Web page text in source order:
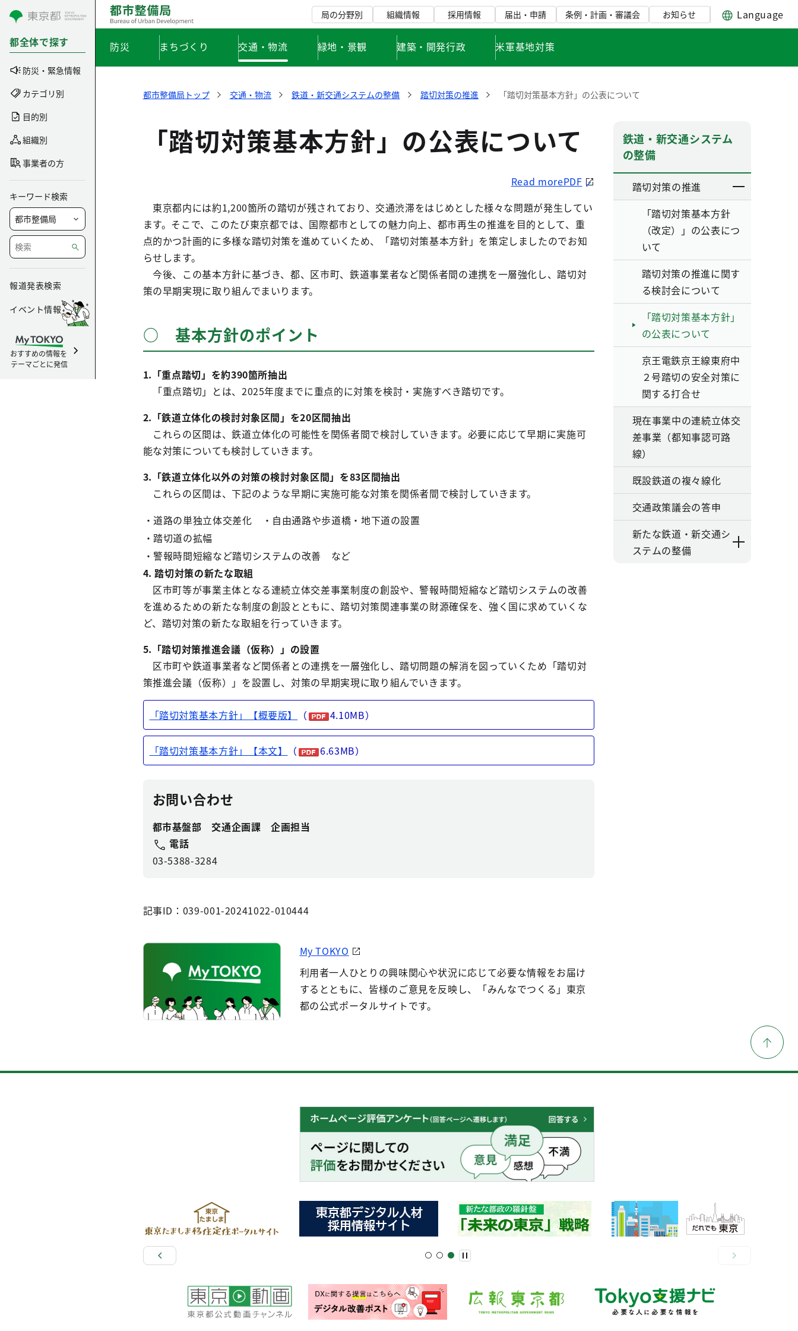
コンテンツにスキップ
都全体で探す
防災・緊急情報
カテゴリ別
目的別
組織別
事業者の方
キーワード検索
報道発表検索
イベント情報
おすすめの情報を
テーマごとに発信
局の分野別 組織情報 採用情報 届出・申請 条例・計画・審議会 お知らせ Language
防災 まちづくり 交通・物流 緑地・景観 建築・開発行政 米軍基地対策
都市整備局トップ 交通・物流 鉄道・新交通システムの整備 踏切対策の推進 「踏切対策基本方針」の公表について
「踏切対策基本方針」の公表について
Read morePDF
東京都内には約1,200箇所の踏切が残されており、交通渋滞をはじめとした様々な問題が発生してい
ます。そこで、このたび東京都では、国際都市としての魅力向上、都市再生の推進を目的として、重
点的かつ計画的に多様な踏切対策を進めていくため、「踏切対策基本方針」を策定しましたのでお知
らせします。
今後、この基本方針に基づき、都、区市町、鉄道事業者など関係者間の連携を一層強化し、踏切対
策の早期実現に取り組んでまいります。
○ 基本方針のポイント
1.「重点踏切」を約390箇所抽出
「重点踏切」とは、2025年度までに重点的に対策を検討・実施すべき踏切です。
2.「鉄道立体化の検討対象区間」を20区間抽出
これらの区間は、鉄道立体化の可能性を関係者間で検討していきます。必要に応じて早期に実施可
能な対策についても検討していきます。
3.「鉄道立体化以外の対策の検討対象区間」を83区間抽出
これらの区間は、下記のような早期に実施可能な対策を関係者間で検討していきます。
・道路の単独立体交差化
・自由通路や歩道橋・地下道の設置
・踏切道の拡幅
・警報時間短縮など踏切システムの改善 など
4. 踏切対策の新たな取組
区市町等が事業主体となる連続立体交差事業制度の創設や、警報時間短縮など踏切システムの改善
を進めるための新たな制度の創設とともに、踏切対策関連事業の財源確保を、強く国に求めていくな
ど、踏切対策の新たな取組を行っていきます。
5.「踏切対策推進会議（仮称）」の設置
区市町や鉄道事業者など関係者との連携を一層強化し、踏切問題の解消を図っていくため「踏切対
策推進会議（仮称）」を設置し、対策の早期実現に取り組んでいきます。
「踏切対策基本方針」【概要版】 （ 4.10MB）
「踏切対策基本方針」【本文】 （ 6.63MB）
お問い合わせ
都市基盤部 交通企画課 企画担当
電話
03-5388-3284
記事ID：039-001-20241022-010444
My TOKYO
利用者一人ひとりの興味関心や状況に応じて必要な情報をお届け
するとともに、皆様のご意見を反映し、「みんなでつくる」東京
都の公式ポータルサイトです。
鉄道・新交通システム
の整備
踏切対策の推進
「踏切対策基本方針
（改定）」の公表につ
いて
踏切対策の推進に関す
る検討会について
「踏切対策基本方針」
の公表について
京王電鉄京王線東府中
２号踏切の安全対策に
関する打合せ
現在事業中の連続立体交
差事業（都知事認可路
線）
既設鉄道の複々線化
交通政策議会の答申
新たな鉄道・新交通シ
ステムの整備